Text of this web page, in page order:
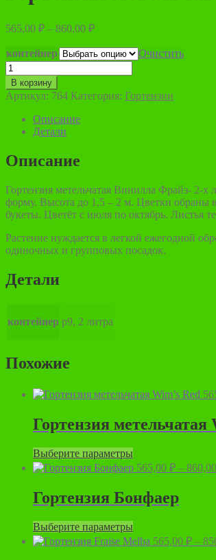
565,00 ₽ – 860,00 ₽Диапазон
565,00 ₽
–
контейнер
Очистить
Количество
товара
Гортензия
метельчатая
Винилла
Фрайз
В корзину
Артикул: 764 Категория: Гортензии
Описание
Детали
Описание
Гортензия метельчатая Винилла Фрайз- 2-
форму. Высота до 1,5 – 2 м. Цветки обраны
букеты. Цветёт с июля по октябрь. Листья
Растение нуждается в легкой ежегодной
одиночных и групповых посадок.
Детали
контейнер р9, 2 литра
Похожие
Гортензия метельчатая
Выберите параметрыЭтот
товар
несколько
вариаций.
можно
выбрать
565,00 ₽ – 860,00
Гортензия Бонфаер
Выберите параметрыЭтот
товар565,00 ₽ –